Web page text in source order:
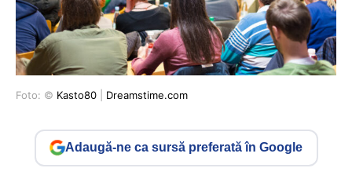
Foto: © Kasto80 Dreamstime.com
Adaugă-ne ca sursă preferată în Google